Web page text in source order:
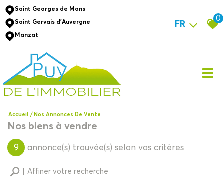
Saint Georges de Mons
Saint Gervais d'Auvergne
Manzat
FR
0
Accueil Nos Annonces De Vente
Nos biens à vendre
9 annonce(s) trouvée(s) selon vos critères
Affiner votre recherche